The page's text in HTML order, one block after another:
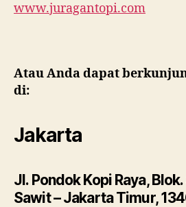
www.juragantopi.com
Atau Anda dapat
di:
Jakarta
Jl. Pondok Kopi Raya,
Sawit – Jakarta Timur,